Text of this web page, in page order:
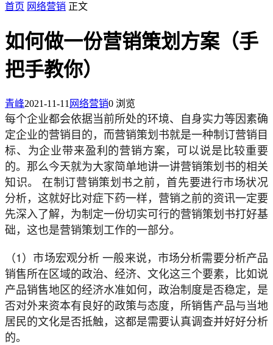
首页 网络营销 正文
如何做一份营销策划方案（手
把手教你）
青峰2021-11-11 网络营销0 浏览
每个企业都会依据当前所处的环境、自身实力等因素确
定企业的营销目的，而营销策划书就是一种制订营销目
标、为企业带来盈利的营销方案，可以说是比较重要
的。那么今天就为大家简单地讲一讲营销策划书的相关
知识。 在制订营销策划书之前，首先要进行市场状况
分析，这就好比对症下药一样，营销之前的资讯一定要
先深入了解，为制定一份切实可行的营销策划书打好基
础，这也是营销策划工作的一部分。
（1）市场宏观分析 一般来说，市场分析需要分析产品
销售所在区域的政治、经济、文化这三个要素，比如说
产品销售地区的经济水准如何，政治制度是否稳定，是
否对外来资本有良好的政策与态度，所销售产品与当地
居民的文化是否抵触，这都是需要认真调查并好好分析
的。